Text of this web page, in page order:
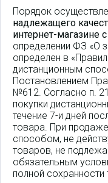
Порядок
надлежащего
интернет-магазине
определении ФЗ «О
определен в
дистанционным
Постановлением
№612. Согласно п.
покупки
течение 7-и дней
товара. При
способом, не
товаров, не
обязательным
полной